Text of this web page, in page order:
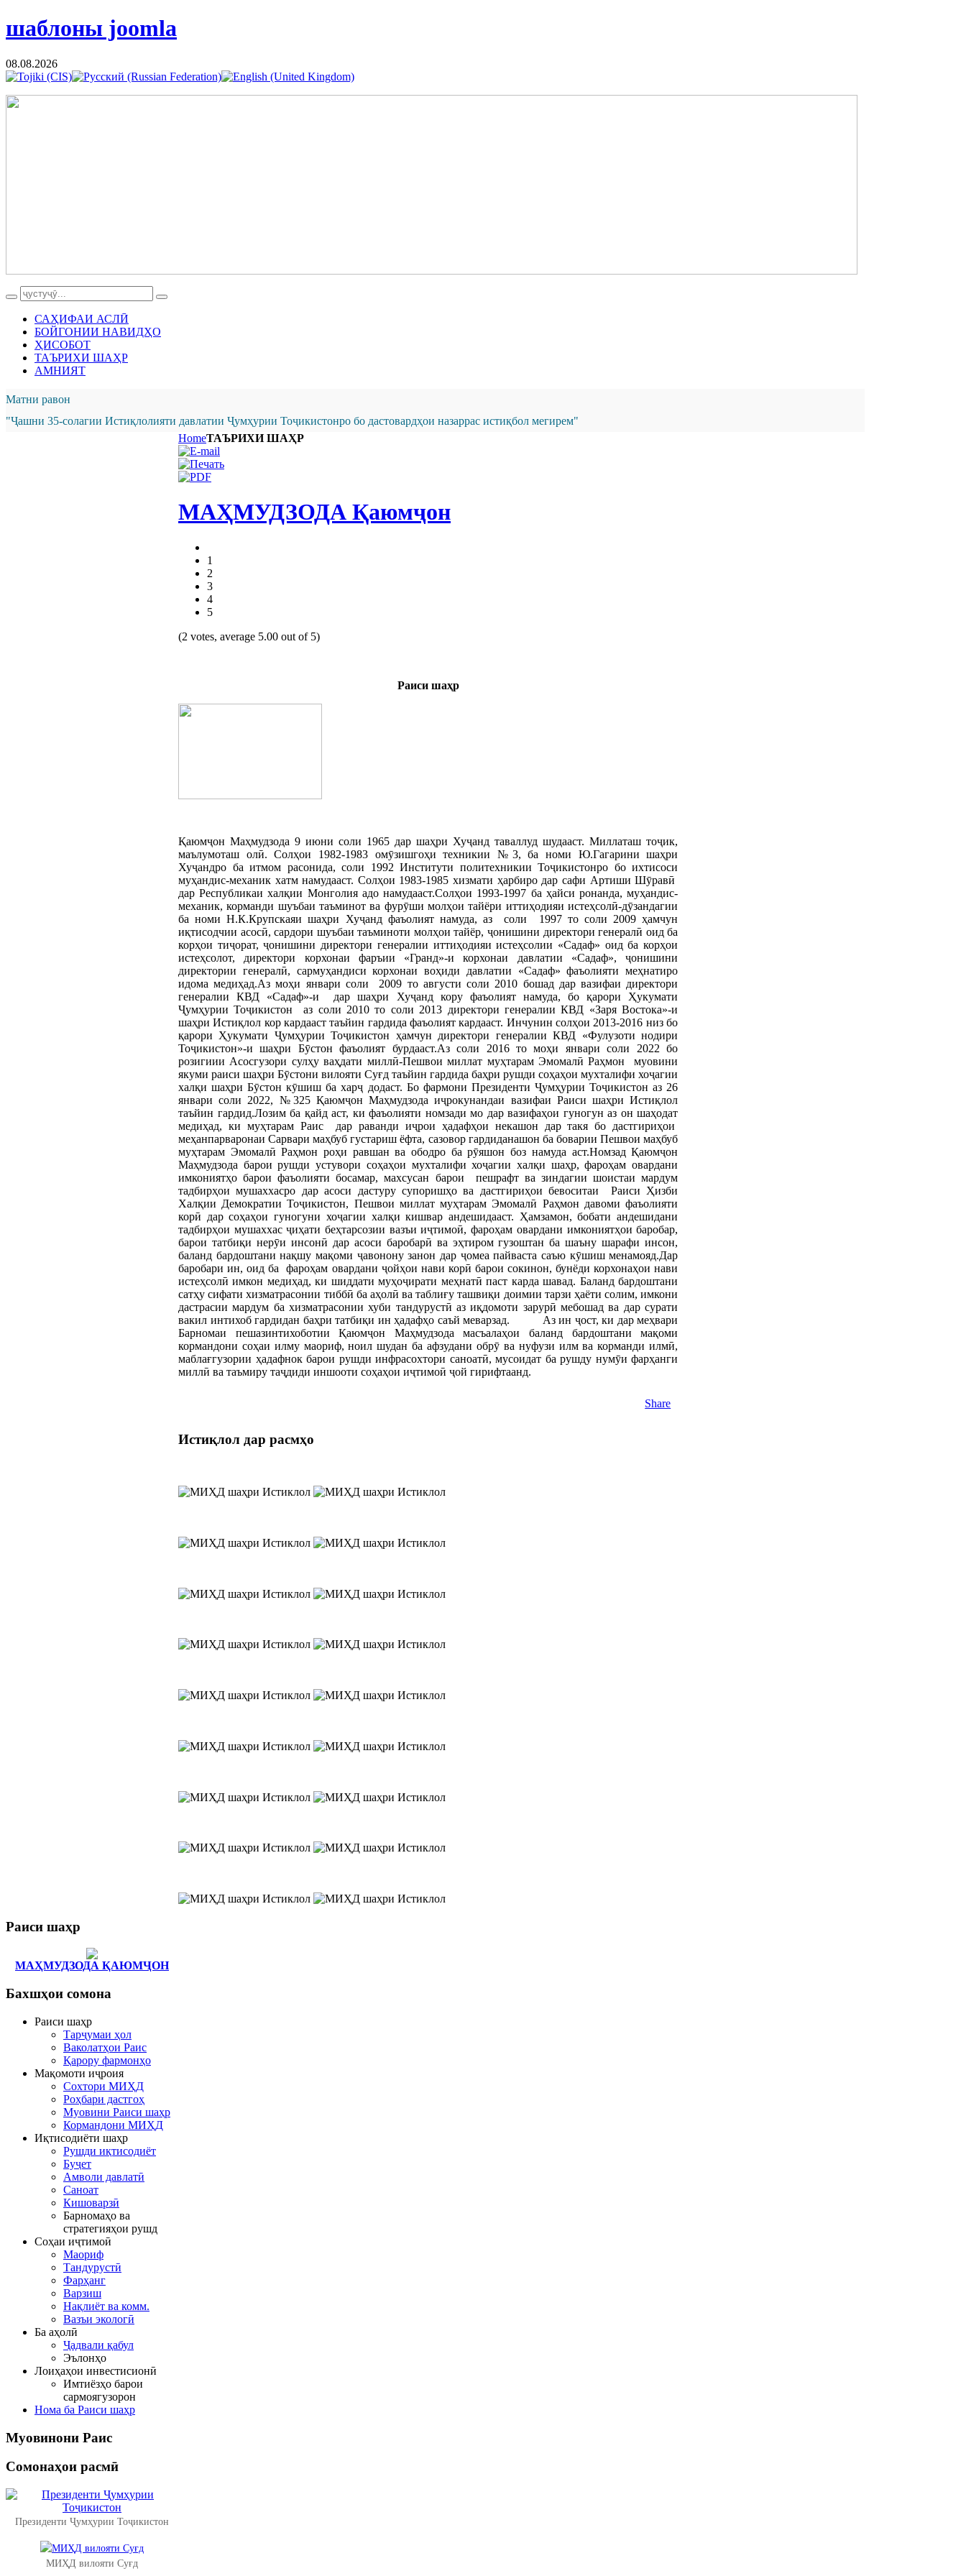
шаблоны joomla
08.08.2026
САҲИФАИ АСЛӢ
БОЙГОНИИ НАВИДҲО
ҲИСОБОТ
ТАЪРИХИ ШАҲР
АМНИЯТ
Матни равон
"Ҷашни 35-солагии Истиқлолияти давлатии Ҷумҳурии Тоҷикистонро бо дастовардҳои назаррас истиқбол мегирем"
HomeТАЪРИХИ ШАҲР
МАҲМУДЗОДА Қаюмҷон
1
2
3
4
5
(2 votes, average 5.00 out of 5)
Раиси шаҳр
Қаюмҷон Маҳмудзода 9 июни соли 1965 дар шаҳри Хуҷанд таваллуд шудааст. Миллаташ тоҷик,
маълумоташ олӣ. Солҳои 1982-1983 омӯзишгоҳи техникии №3, ба номи Ю.Гагарини шаҳри
Хуҷандро ба итмом расонида, соли 1992 Институти политехникии Тоҷикистонро бо ихтисоси
муҳандис-механик хатм намудааст. Солҳои 1983-1985 хизмати ҳарбиро дар сафи Артиши Шӯравӣ
дар Республикаи халқии Монголия адо намудааст.Солҳои 1993-1997 ба ҳайси ронанда, муҳандис-
механик, корманди шуъбаи таъминот ва фурӯши молҳои тайёри иттиҳодияи истеҳсолӣ-дӯзандагии
ба номи Н.К.Крупскаяи шаҳри Хуҷанд фаъолият намуда, аз соли 1997 то соли 2009 ҳамчун
иқтисодчии асосӣ, сардори шуъбаи таъминоти молҳои тайёр, ҷонишини директори генералӣ оид ба
корҳои тиҷорат, ҷонишини директори генералии иттиҳодияи истеҳсолии «Садаф» оид ба корҳои
истеҳсолот, директори корхонаи фаръии «Гранд»-и корхонаи давлатии «Садаф», ҷонишини
директории генералӣ, сармуҳандиси корхонаи воҳиди давлатии «Садаф» фаъолияти меҳнатиро
идома медиҳад.Аз моҳи январи соли 2009 то августи соли 2010 бошад дар вазифаи директори
генералии КВД «Садаф»-и дар шаҳри Хуҷанд кору фаъолият намуда, бо қарори Ҳукумати
Ҷумҳурии Тоҷикистон аз соли 2010 то соли 2013 директори генералии КВД «Заря Востока»-и
шаҳри Истиқлол кор кардааст таъйин гардида фаъолият кардааст. Инчунин солҳои 2013-2016 низ бо
қарори Ҳукумати Ҷумҳурии Тоҷикистон ҳамчун директори генералии КВД «Фулузоти нодири
Тоҷикистон»-и шаҳри Бӯстон фаъолият бурдааст.Аз соли 2016 то моҳи январи соли 2022 бо
розигиии Асосгузори сулҳу ваҳдати миллӣ-Пешвои миллат муҳтарам Эмомалӣ Раҳмон муовини
якуми раиси шаҳри Бӯстони вилояти Суғд таъйин гардида баҳри рушди соҳаҳои мухталифи хоҷагии
халқи шаҳри Бӯстон кӯшиш ба харҷ додаст. Бо фармони Президенти Ҷумҳурии Тоҷикистон аз 26
январи соли 2022, №325 Қаюмҷон Маҳмудзода иҷрокунандаи вазифаи Раиси шаҳри Истиқлол
таъйин гардид.Лозим ба қайд аст, ки фаъолияти номзади мо дар вазифаҳои гуногун аз он шаҳодат
медиҳад, ки муҳтарам Раис дар раванди иҷрои ҳадафҳои некашон дар такя бо дастгириҳои
меҳанпарваронаи Сарвари маҳбуб густариш ёфта, сазовор гардиданашон ба боварии Пешвои маҳбуб
муҳтарам Эмомалӣ Раҳмон роҳи равшан ва ободро ба рӯяшон боз намуда аст.Номзад Қаюмҷон
Маҳмудзода барои рушди устувори соҳаҳои мухталифи хоҷагии халқи шаҳр, фароҳам овардани
имкониятҳо барои фаъолияти босамар, махсусан барои пешрафт ва зиндагии шоистаи мардум
тадбирҳои мушаххасро дар асоси дастуру супоришҳо ва дастгириҳои бевоситаи Раиси Ҳизби
Халқии Демократии Тоҷикистон, Пешвои миллат муҳтарам Эмомалӣ Раҳмон давоми фаъолияти
корӣ дар соҳаҳои гуногуни хоҷагии халқи кишвар андешидааст. Ҳамзамон, бобати андешидани
тадбирҳои мушаххас ҷиҳати беҳтарсозии вазъи иҷтимоӣ, фароҳам овардани имкониятҳои баробар,
барои татбиқи нерӯи инсонӣ дар асоси баробарӣ ва эҳтиром гузоштан ба шаъну шарафи инсон,
баланд бардоштани нақшу мақоми ҷавонону занон дар ҷомеа пайваста саъю кӯшиш менамояд.Дар
баробари ин, оид ба фароҳам овардани ҷойҳои нави корӣ барои сокинон, бунёди корхонаҳои нави
истеҳсолӣ имкон медиҳад, ки шиддати муҳоҷирати меҳнатӣ паст карда шавад. Баланд бардоштани
сатҳу сифати хизматрасонии тиббӣ ба аҳолӣ ва таблиғу ташвиқи доимии тарзи ҳаёти солим, имкони
дастрасии мардум ба хизматрасонии хуби тандурустӣ аз иқдомоти зарурӣ мебошад ва дар сурати
вакил интихоб гардидан баҳри татбиқи ин ҳадафҳо саъй меварзад. Аз ин ҷост, ки дар меҳвари
Барномаи пешазинтихоботии Қаюмҷон Маҳмудзода масъалаҳои баланд бардоштани мақоми
кормандони соҳаи илму маориф, ноил шудан ба афзудани обрӯ ва нуфузи илм ва корманди илмӣ,
маблағгузории ҳадафнок барои рушди инфрасохтори саноатӣ, мусоидат ба рушду нумӯи фарҳанги
миллӣ ва таъмиру таҷдиди иншооти соҳаҳои иҷтимоӣ ҷой гирифтаанд.
Share
Истиқлол дар расмҳо
Раиси шаҳр
МАҲМУДЗОДА ҚАЮМҶОН
Бахшҳои сомона
Раиси шаҳр
Тарҷумаи ҳол
Ваколатҳои Раис
Қарору фармонҳо
Мақомоти иҷроия
Сохтори МИҲД
Роҳбари дастгоҳ
Муовини Раиси шаҳр
Кормандони МИҲД
Иқтисодиёти шаҳр
Рушди иқтисодиёт
Буҷет
Амволи давлатӣ
Саноат
Кишоварзӣ
Барномаҳо ва
стратегияҳои рушд
Соҳаи иҷтимоӣ
Маориф
Тандурустӣ
Фарҳанг
Варзиш
Нақлиёт ва комм.
Вазъи экологӣ
Ба аҳолӣ
Ҷадвали қабул
Эълонҳо
Лоиҳаҳои инвестисионӣ
Имтиёзҳо барои
сармоягузорон
Нома ба Раиси шаҳр
Муовинони Раис
Сомонаҳои расмӣ
Президенти Ҷумҳурии Тоҷикистон
МИҲД вилояти Суғд